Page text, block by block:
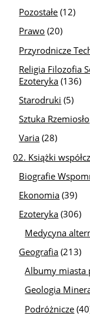
Pozostałe (12)
Prawo (20)
Przyrodnicze
Religia Filozofia
Ezoteryka (136)
Starodruki (5)
Sztuka Rzemiosło
Varia (28)
02. Książki
Biografie
Ekonomia (39)
Ezoteryka (306)
Medycyna
Geografia (213)
Albumy miasta
Geologia
Podróżnicze